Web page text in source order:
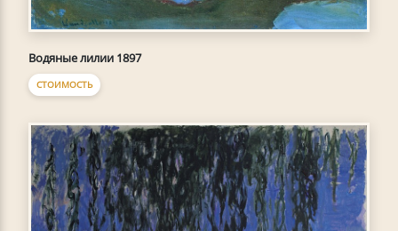
Водяные лилии 1897
СТОИМОСТЬ